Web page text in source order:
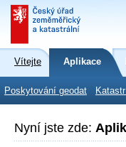
Vítejte Aplikace
Poskytování geodat
Nyní jste zde: